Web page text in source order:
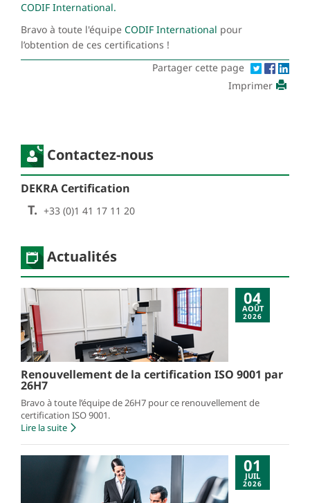
CODIF International.
Bravo à toute l'équipe CODIF International pour
l’obtention de ces certifications !
Partager cette page
Imprimer
Contactez-nous
DEKRA Certification
T. +33 (0)1 41 17 11 20
Actualités
04
AOÛT
2026
Renouvellement de la certification ISO 9001 par
26H7
Bravo à toute l’équipe de 26H7 pour ce renouvellement de
certification ISO 9001.
Lire la suite
01
JUIL
2026